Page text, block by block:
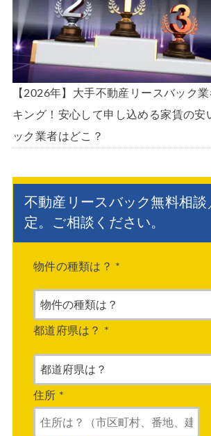
【2026年】大手不動産リースバック
キング！安心して申し込める家賃の安
ック業者はどこ？
不動産リースバック無料相談
定。ご相談ください。
物件の種類は？ *
都道府県は？ *
住所 *